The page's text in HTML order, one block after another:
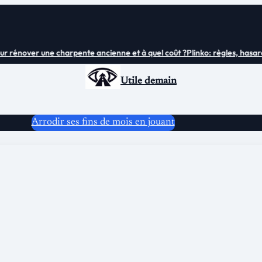
une charpente ancienne et à quel coût ?Plinko: règles, hasard
Utile demain
Arrodir ses fins de mois en jouant